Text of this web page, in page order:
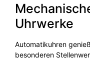
Uhrwerke
Automatikuhren
besonderen